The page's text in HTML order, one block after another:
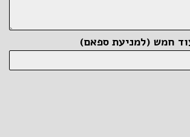
חמש (למניעת ספאם)